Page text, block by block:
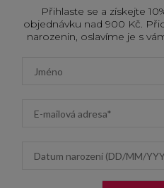
Přihlaste se a získejte
objednávku nad 900 Kč.
narozenin, oslavíme je s